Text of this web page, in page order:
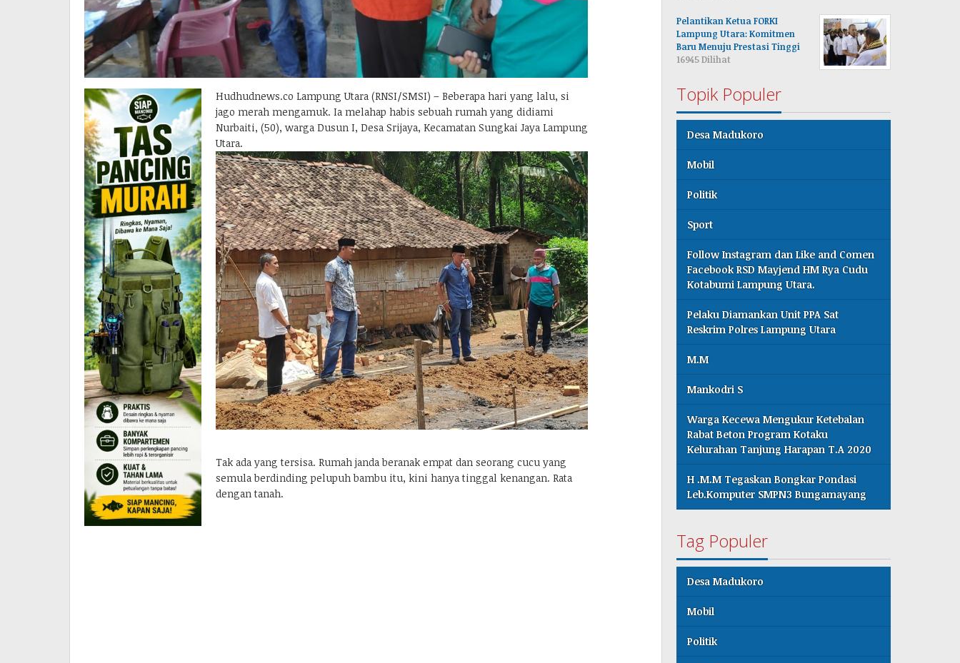
Hudhudnews.co Lampung Utara (RNSI/SMSI) – Beberapa hari yang lalu, si
jago merah mengamuk. Ia melahap habis sebuah rumah yang didiami
Nurbaiti, (50), warga Dusun I, Desa Srijaya, Kecamatan Sungkai Jaya Lampung
Utara.
Tak ada yang tersisa. Rumah janda beranak empat dan seorang cucu yang
semula berdinding pelupuh bambu itu, kini hanya tinggal kenangan. Rata
dengan tanah.
Pelantikan Ketua FORKI
Lampung Utara: Komitmen
Baru Menuju Prestasi Tinggi
16945 Dilihat
Topik Populer
Desa Madukoro
Mobil
Politik
Sport
Follow Instagram dan Like and Comen
Facebook RSD Mayjend HM Rya Cudu
Kotabumi Lampung Utara.
Pelaku Diamankan Unit PPA Sat
Reskrim Polres Lampung Utara
M.M
Mankodri S
Warga Kecewa Mengukur Ketebalan
Rabat Beton Program Kotaku
Kelurahan Tanjung Harapan T.A 2020
H .M.M Tegaskan Bongkar Pondasi
Leb.Komputer SMPN3 Bungamayang
Tag Populer
Desa Madukoro
Mobil
Politik